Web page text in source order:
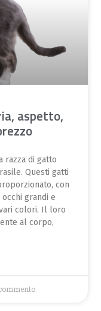
aspetto,
razza di gatto
Questi gatti
con
grandi e
colori. Il loro
al corpo,